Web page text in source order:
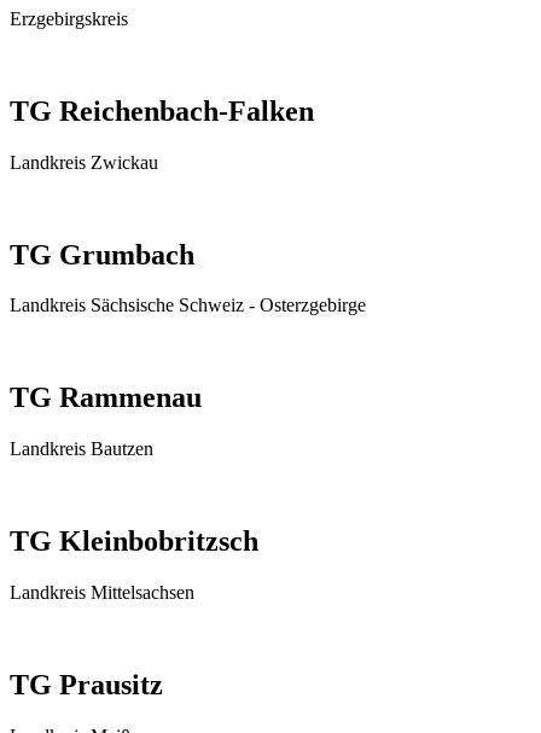
Erzgebirgskreis
TG Reichenbach-Falken
Landkreis Zwickau
TG Grumbach
Landkreis Sächsische Schweiz - Osterzgebirge
TG Rammenau
Landkreis Bautzen
TG Kleinbobritzsch
Landkreis Mittelsachsen
TG Prausitz